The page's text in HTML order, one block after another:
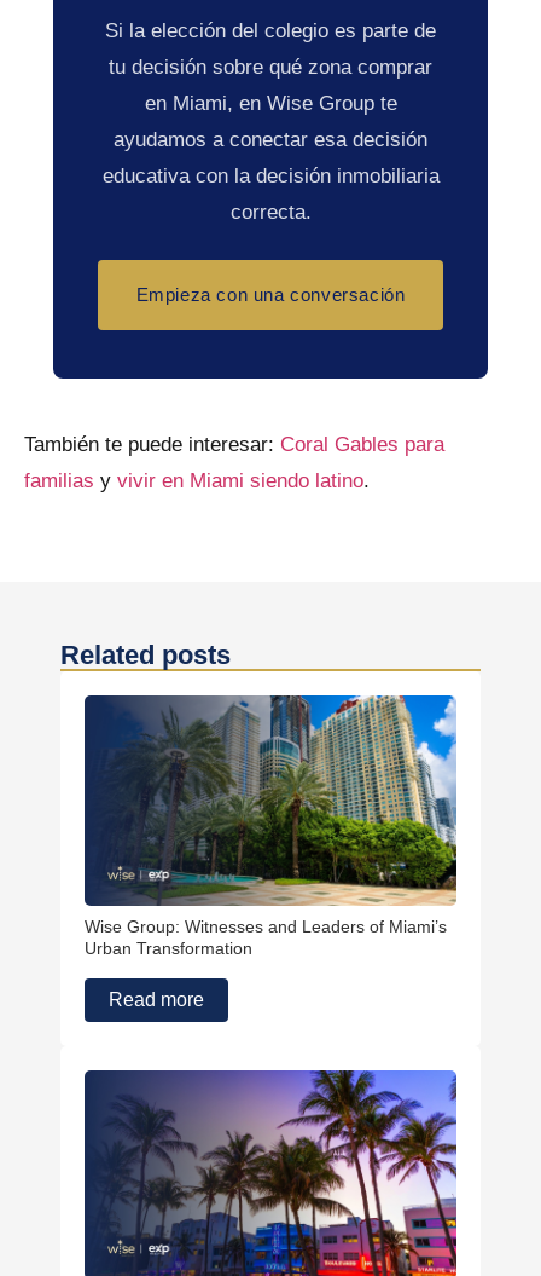
Si la elección del colegio es parte de
tu decisión sobre qué zona comprar
en Miami, en Wise Group te
ayudamos a conectar esa decisión
educativa con la decisión inmobiliaria
correcta.
Empieza con una conversación
También te puede interesar: Coral Gables para
familias y vivir en Miami siendo latino.
Related posts
Wise Group: Witnesses and Leaders of Miami’s
Urban Transformation
Read more